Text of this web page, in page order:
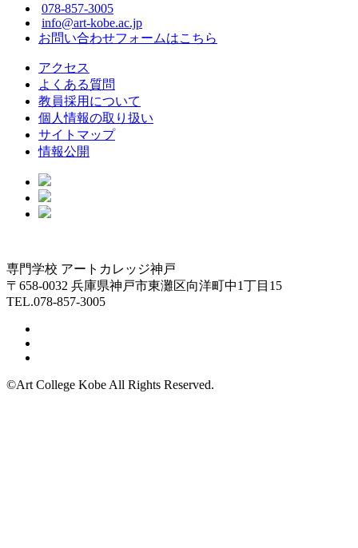
078-857-3005
info@art-kobe.ac.jp
お問い合わせフォームはこちら
アクセス
よくある質問
教員採用について
個人情報の取り扱い
サイトマップ
情報公開
専門学校 アートカレッジ神戸
〒658-0032 兵庫県神戸市東灘区向洋町中1丁目15
TEL.078-857-3005
©Art College Kobe All Rights Reserved.